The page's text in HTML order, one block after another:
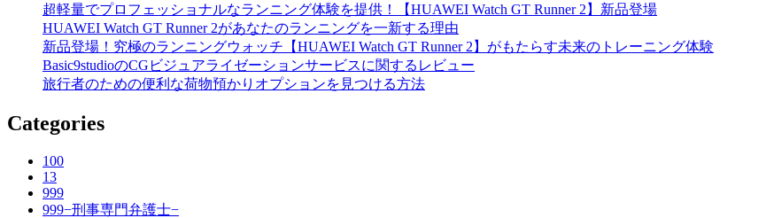
超軽量でプロフェッショナルなランニング体験を提供！【HUAWEI Watch GT Runner 2】新品登場
HUAWEI Watch GT Runner 2があなたのランニングを一新する理由
新品登場！究極のランニングウォッチ【HUAWEI Watch GT Runner 2】がもたらす未来のトレーニング体験
Basic9studioのCGビジュアライゼーションサービスに関するレビュー
旅行者のための便利な荷物預かりオプションを見つける方法
Categories
100
13
999
999−刑事専門弁護士−